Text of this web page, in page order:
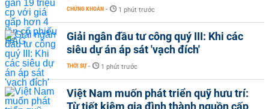
CHỨNG KHOÁN - 1 phút trước
Giải ngân đầu tư công quý III: Khi các
siêu dự án áp sát 'vạch đích'
THỜI SỰ - 1 phút trước
Việt Nam muốn phát triển quỹ hưu trí:
Từ tiết kiệm gia đình thành nguồn cấp